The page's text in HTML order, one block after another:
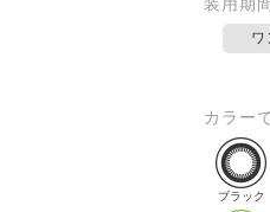
ワ
カラー
ブラック